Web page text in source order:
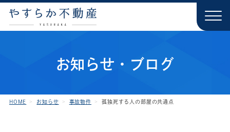
お知らせ・ブログ
HOME お知らせ 事故物件 孤独死する人の部屋の共通点